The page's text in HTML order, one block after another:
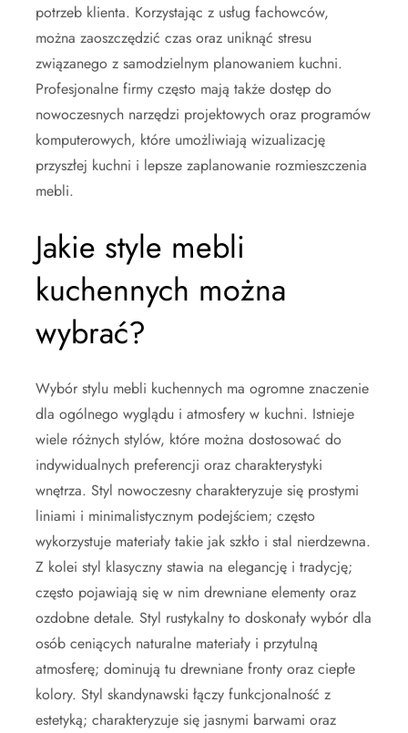
potrzeb klienta. Korzystając z usług fachowców,
można zaoszczędzić czas oraz uniknąć stresu
związanego z samodzielnym planowaniem kuchni.
Profesjonalne firmy często mają także dostęp do
nowoczesnych narzędzi projektowych oraz programów
komputerowych, które umożliwiają wizualizację
przyszłej kuchni i lepsze zaplanowanie rozmieszczenia
mebli.
Jakie style mebli
kuchennych można
wybrać?
Wybór stylu mebli kuchennych ma ogromne znaczenie
dla ogólnego wyglądu i atmosfery w kuchni. Istnieje
wiele różnych stylów, które można dostosować do
indywidualnych preferencji oraz charakterystyki
wnętrza. Styl nowoczesny charakteryzuje się prostymi
liniami i minimalistycznym podejściem; często
wykorzystuje materiały takie jak szkło i stal nierdzewna.
Z kolei styl klasyczny stawia na elegancję i tradycję;
często pojawiają się w nim drewniane elementy oraz
ozdobne detale. Styl rustykalny to doskonały wybór dla
osób ceniących naturalne materiały i przytulną
atmosferę; dominują tu drewniane fronty oraz ciepłe
kolory. Styl skandynawski łączy funkcjonalność z
estetyką; charakteryzuje się jasnymi barwami oraz